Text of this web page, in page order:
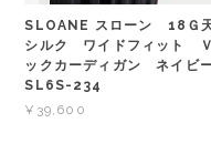
SLOANE スローン 18Ｇ
シルク ワイドフィット
ックカーディガン ネイビ
SL6S-234
¥39,600